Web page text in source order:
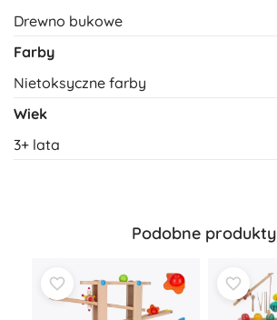
Drewno bukowe
Farby
Nietoksyczne farby
Wiek
3+ lata
Podobne produkty